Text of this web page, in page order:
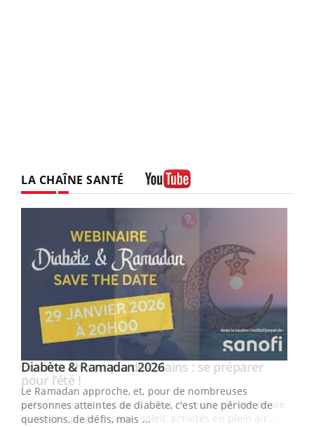
LA CHAÎNE SANTÉ
Youtube
Diabète & Ramadan 2026Youtube
Le Ramadan approche, et, pour de nombreuses
personnes atteintes de diabète, c'est une période de
questions, de défis, mais ...